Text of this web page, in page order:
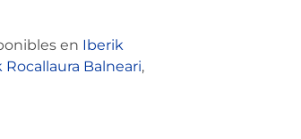
en Iberik
Rocallaura Balneari,